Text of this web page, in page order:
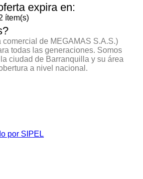
expira en:
ítem(s)
comercial de MEGAMAS S.A.S.)
todas las generaciones. Somos
ciudad de Barranquilla y su área
a nivel nacional.
por SIPEL